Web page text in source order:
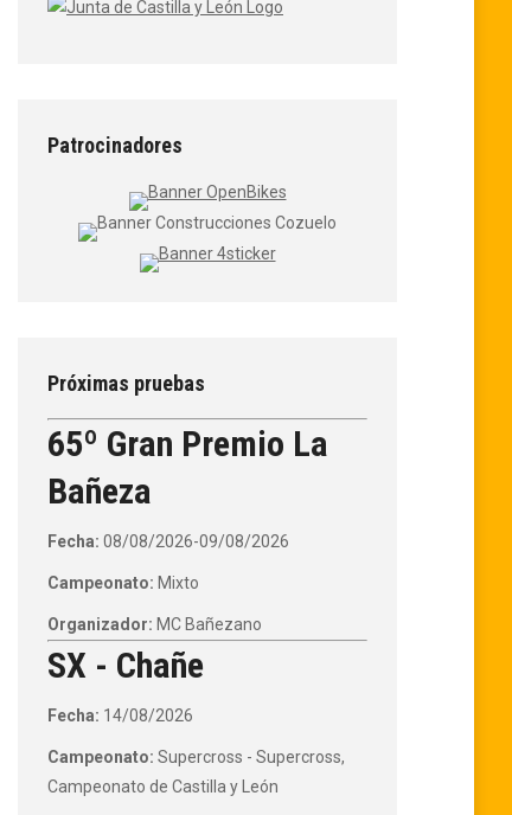
Patrocinadores
Próximas pruebas
65º Gran Premio La
Bañeza
Fecha: 08/08/2026-09/08/2026
Campeonato: Mixto
Organizador: MC Bañezano
SX - Chañe
Fecha: 14/08/2026
Campeonato: Supercross - Supercross,
Campeonato de Castilla y León